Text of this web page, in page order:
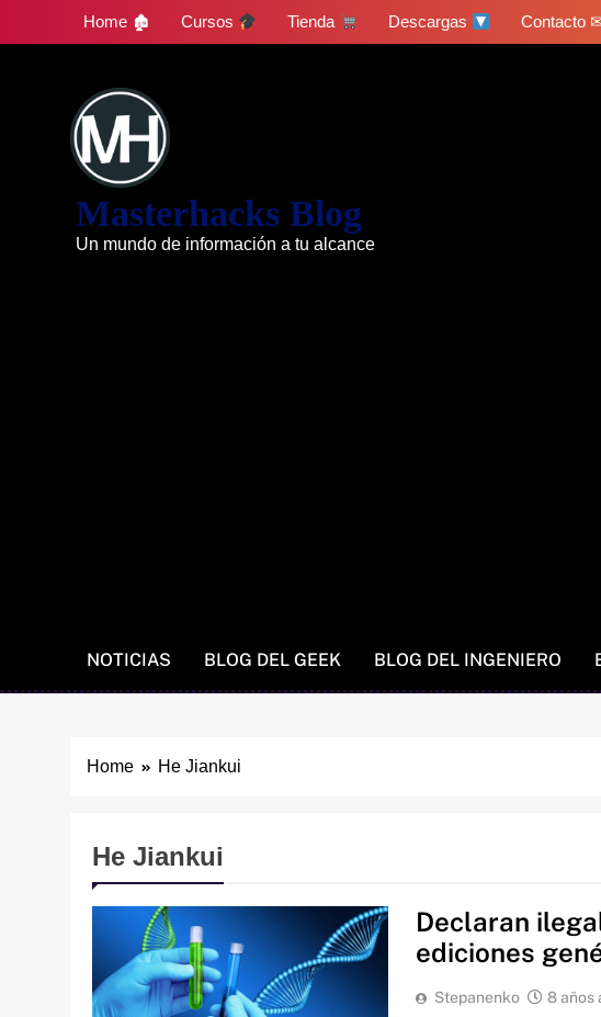
Home 🏚 Cursos Tienda Descargas Contacto
Masterhacks Blog
Un mundo de información a tu alcance
NOTICIAS BLOG DEL GEEK BLOG DEL INGENIERO
Home He Jiankui
He Jiankui
Declaran
ediciones
Stepanenko 8 años